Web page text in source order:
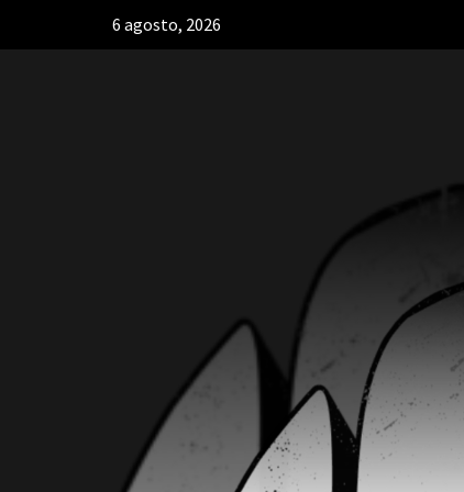
6 agosto, 2026